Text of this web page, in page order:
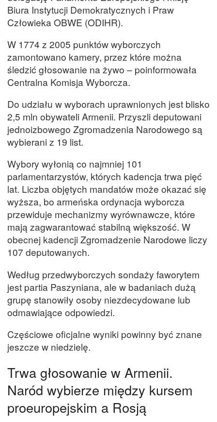
Biura Instytucji Demokratycznych i Praw
Człowieka OBWE (ODIHR).
W 1774 z 2005 punktów wyborczych
zamontowano kamery, przez które można
śledzić głosowanie na żywo – poinformowała
Centralna Komisja Wyborcza.
Do udziału w wyborach uprawnionych jest blisko
2,5 mln obywateli Armenii. Przyszli deputowani
jednoizbowego Zgromadzenia Narodowego są
wybierani z 19 list.
Wybory wyłonią co najmniej 101
parlamentarzystów, których kadencja trwa pięć
lat. Liczba objętych mandatów może okazać się
wyższa, bo armeńska ordynacja wyborcza
przewiduje mechanizmy wyrównawcze, które
mają zagwarantować stabilną większość. W
obecnej kadencji Zgromadzenie Narodowe liczy
107 deputowanych.
Według przedwyborczych sondaży faworytem
jest partia Paszyniana, ale w badaniach dużą
grupę stanowiły osoby niezdecydowane lub
odmawiające odpowiedzi.
Częściowe oficjalne wyniki powinny być znane
jeszcze w niedzielę.
Trwa głosowanie w Armenii.
Naród wybierze między kursem
proeuropejskim a Rosją